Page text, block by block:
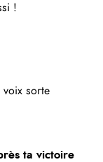
!
voix sorte
ta victoire